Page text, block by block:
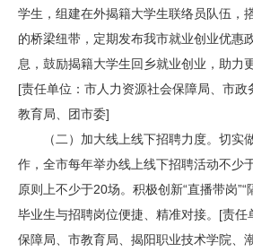
学生，组建在外揭籍大学生联络员队伍，
的桥梁纽带，定期发布我市就业创业优惠
息，鼓励揭籍大学生回乡就业创业，助力
[责任单位：市人力资源社会保障局、市
教育局、团市委]
（二）加大线上线下招聘力度。切实
作，全市每年举办线上线下招聘活动不少
原则上不少于20场。积极创新“直播带岗
毕业生与招聘岗位便捷、精准对接。[责任
保障局、市教育局、揭阳职业技术学院、